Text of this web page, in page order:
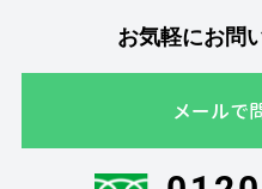
お気軽にお問
メールで